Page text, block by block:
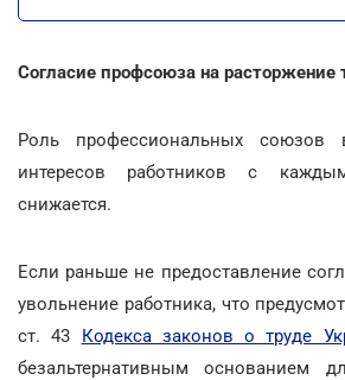
Согласие профсоюза на расторжение
Роль профессиональных
интересов работников с
снижается.
Если раньше не предоставление
увольнение работника, что
ст. 43 Кодекса законов о труде
безальтернативным основанием